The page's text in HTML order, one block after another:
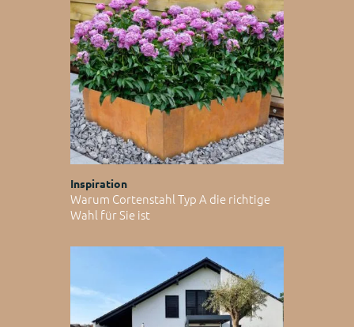
Inspiration
Warum Cortenstahl Typ A die richtige
Wahl für Sie ist